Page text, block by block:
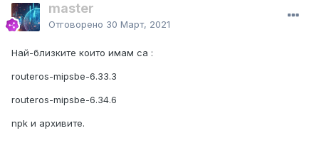
master
Отговорено 30 Март, 2021
Най-близките които имам са :
routeros-mipsbe-6.33.3
routeros-mipsbe-6.34.6
npk и архивите.